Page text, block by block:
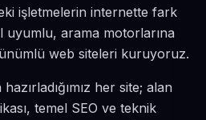
işletmelerin internette fark
uyumlu, arama motorlarına
web siteleri kuruyoruz.
her site; alan
temel SEO ve teknik